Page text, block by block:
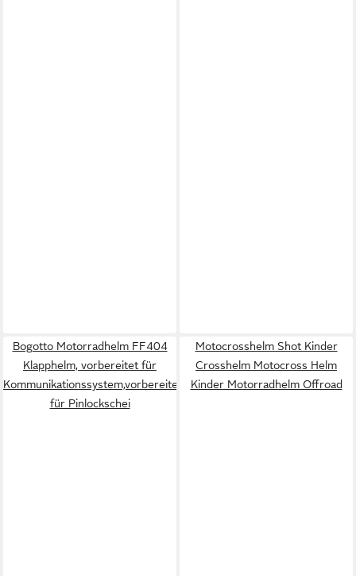
Bogotto Motorradhelm FF404
Klapphelm, vorbereitet für
Kommunikationssystem,vorbereitet
für Pinlockschei
Motocrosshelm Shot Kinder
Crosshelm Motocross Helm
Kinder Motorradhelm Offroad